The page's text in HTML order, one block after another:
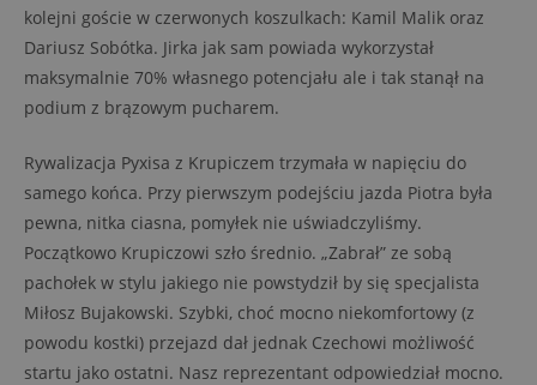
kolejni goście w czerwonych koszulkach: Kamil Malik oraz
Dariusz Sobótka. Jirka jak sam powiada wykorzystał
maksymalnie 70% własnego potencjału ale i tak stanął na
podium z brązowym pucharem.
Rywalizacja Pyxisa z Krupiczem trzymała w napięciu do
samego końca. Przy pierwszym podejściu jazda Piotra była
pewna, nitka ciasna, pomyłek nie uświadczyliśmy.
Początkowo Krupiczowi szło średnio. „Zabrał” ze sobą
pachołek w stylu jakiego nie powstydził by się specjalista
Miłosz Bujakowski. Szybki, choć mocno niekomfortowy (z
powodu kostki) przejazd dał jednak Czechowi możliwość
startu jako ostatni. Nasz reprezentant odpowiedział mocno.